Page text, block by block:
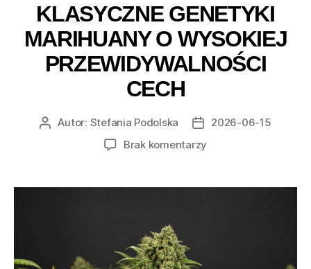
KLASYCZNE GENETYKI
MARIHUANY O WYSOKIEJ
PRZEWIDYWALNOŚCI
CECH
AutorAutor: Stefania Podolska
Data2026-06-15
Brak komentarzy
marihuany